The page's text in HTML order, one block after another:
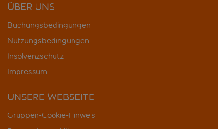
ÜBER UNS
Buchungsbedingungen
Nutzungsbedingungen
Insolvenzschutz
Impressum
UNSERE WEBSEITE
Gruppen-Cookie-Hinweis